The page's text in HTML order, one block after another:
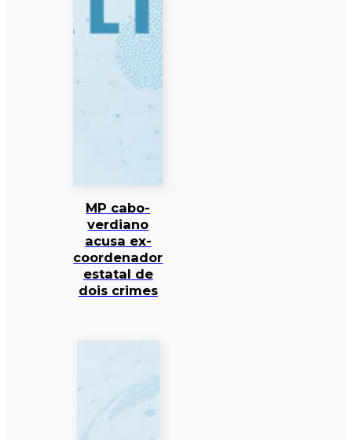
MP cabo-
verdiano
acusa ex-
coordenador
estatal de
dois crimes